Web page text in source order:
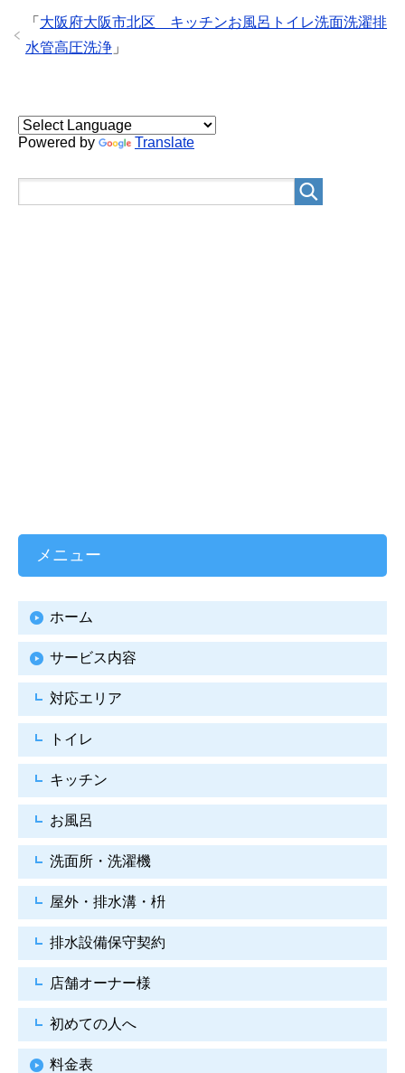
「 大阪府大阪市北区 キッチンお風呂トイレ洗面洗濯排
水管高圧洗浄 」
Powered by Translate
メニュー
ホーム
サービス内容
対応エリア
トイレ
キッチン
お風呂
洗面所・洗濯機
屋外・排水溝・枡
排水設備保守契約
店舗オーナー様
初めての人へ
料金表